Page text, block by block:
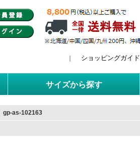
ショッピングガイド
サイズから探す
gp-as-102163